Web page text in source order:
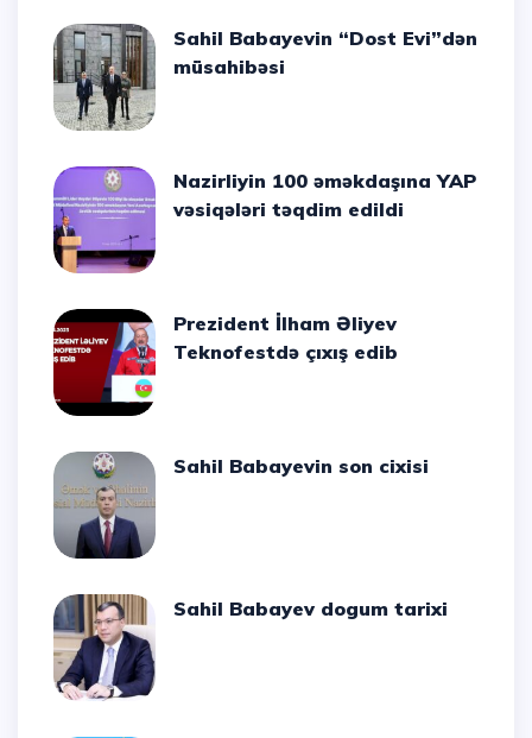
Sahil Babayevin “Dost Evi”dən
müsahibəsi
Nazirliyin 100 əməkdaşına YAP
vəsiqələri təqdim edildi
Prezident İlham Əliyev
Teknofestdə çıxış edib
Sahil Babayevin son cixisi
Sahil Babayev dogum tarixi